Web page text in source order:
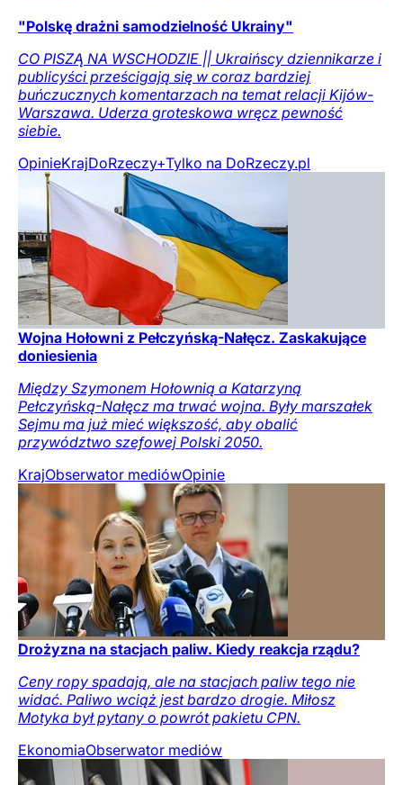
"Polskę drażni samodzielność Ukrainy"
CO PISZĄ NA WSCHODZIE || Ukraińscy dziennikarze i
publicyści prześcigają się w coraz bardziej
buńczucznych komentarzach na temat relacji Kijów-
Warszawa. Uderza groteskowa wręcz pewność
siebie.
OpinieKrajDoRzeczy+Tylko na DoRzeczy.pl
Wojna Hołowni z Pełczyńską-Nałęcz. Zaskakujące
doniesienia
Między Szymonem Hołownią a Katarzyną
Pełczyńską-Nałęcz ma trwać wojna. Były marszałek
Sejmu ma już mieć większość, aby obalić
przywództwo szefowej Polski 2050.
KrajObserwator mediówOpinie
Drożyzna na stacjach paliw. Kiedy reakcja rządu?
Ceny ropy spadają, ale na stacjach paliw tego nie
widać. Paliwo wciąż jest bardzo drogie. Miłosz
Motyka był pytany o powrót pakietu CPN.
EkonomiaObserwator mediów